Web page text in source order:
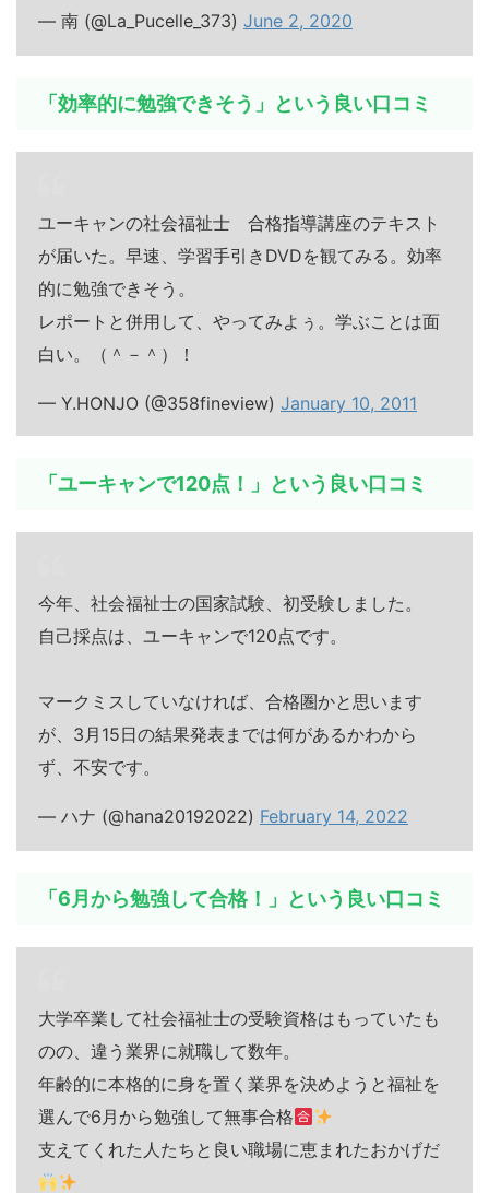
— 南 (@La_Pucelle_373) June 2, 2020
「効率的に勉強できそう」という良い口コミ
ユーキャンの社会福祉士 合格指導講座のテキスト
が届いた。早速、学習手引きDVDを観てみる。効率
的に勉強できそう。
レポートと併用して、やってみよぅ。学ぶことは面
白い。（＾－＾）！
— Y.HONJO (@358fineview) January 10, 2011
「ユーキャンで120点！」という良い口コミ
今年、社会福祉士の国家試験、初受験しました。
自己採点は、ユーキャンで120点です。
マークミスしていなければ、合格圏かと思います
が、3月15日の結果発表までは何があるかわから
ず、不安です。
— ハナ (@hana20192022) February 14, 2022
「6月から勉強して合格！」という良い口コミ
大学卒業して社会福祉士の受験資格はもっていたも
のの、違う業界に就職して数年。
年齢的に本格的に身を置く業界を決めようと福祉を
選んで6月から勉強して無事合格
支えてくれた人たちと良い職場に恵まれたおかげだ